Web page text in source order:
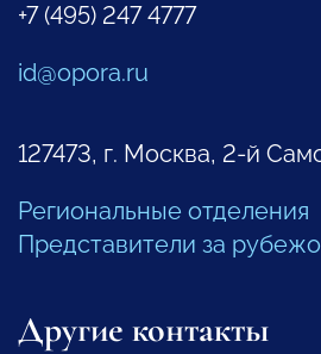
+7 (495) 247 4777
id@opora.ru
127473, г. Москва, 2-й
Региональные отделения
Представители за
Другие контакты